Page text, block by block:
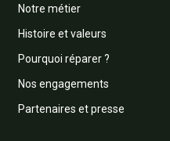
Notre métier
Histoire et valeurs
Pourquoi réparer ?
Nos engagements
Partenaires et presse